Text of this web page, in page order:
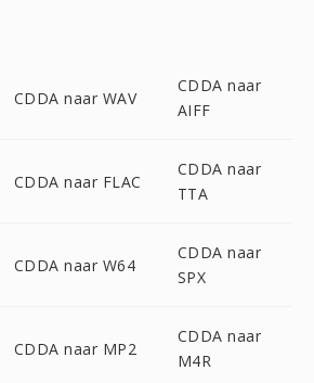
CDDA naar WAV
CDDA naar
AIFF
CDDA naar FLAC
CDDA naar
TTA
CDDA naar W64
CDDA naar
SPX
CDDA naar MP2
CDDA naar
M4R